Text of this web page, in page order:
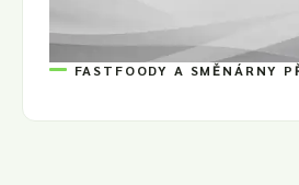
FASTFOODY A SMĚNÁRNY